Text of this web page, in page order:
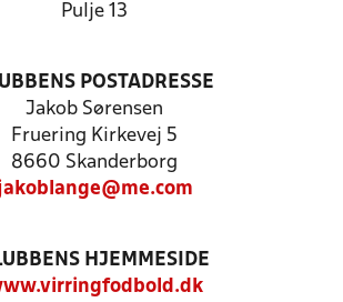
Pulje 13
POSTADRESSE
Jakob Sørensen
Fruering Kirkevej 5
8660 Skanderborg
HJEMMESIDE